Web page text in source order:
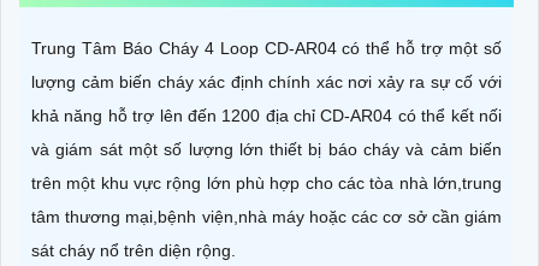
Trung Tâm Báo Cháy 4 Loop CD-AR04 có thể hỗ trợ một số
lượng cảm biến cháy xác định chính xác nơi xảy ra sự cố với
khả năng hỗ trợ lên đến 1200 địa chỉ CD-AR04 có thể kết nối
và giám sát một số lượng lớn thiết bị báo cháy và cảm biến
trên một khu vực rộng lớn phù hợp cho các tòa nhà lớn,trung
tâm thương mại,bệnh viện,nhà máy hoặc các cơ sở cần giám
sát cháy nổ trên diện rộng.